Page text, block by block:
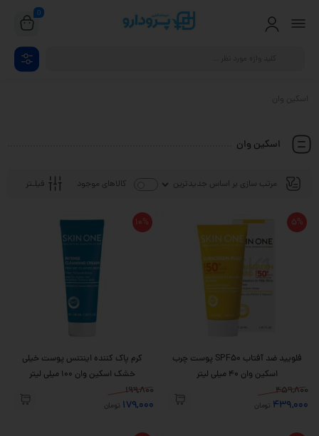
0
اسکین وان
اسکین وان
فیلـتر کالاهای موجود
5%
فلویید ضد آفتاب SPF50 پوست چرب
اسکین وان 40 میلی لیتر
459,800
439,000 تومان
10%
کرم پاک کننده اینتنس پوست خیلی
خشک اسکین وان 100 میلی لیتر
199,800
179,000 تومان